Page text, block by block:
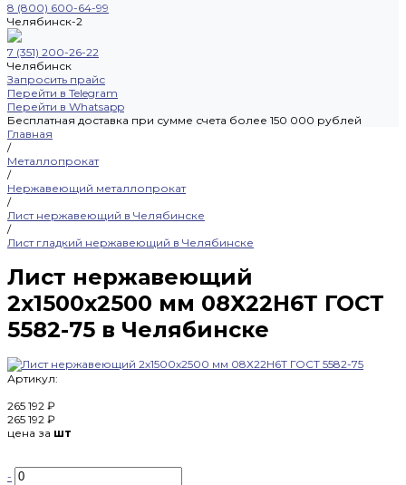
8 (800) 600-64-99
Челябинск-2
7 (351) 200-26-22
Челябинск
Запросить прайс
Перейти в Telegram
Перейти в Whatsapp
Бесплатная доставка при сумме счета более 150 000 рублей
Главная
/
Металлопрокат
/
Нержавеющий металлопрокат
/
Лист нержавеющий в Челябинске
/
Лист гладкий нержавеющий в Челябинске
Лист нержавеющий
2х1500х2500 мм 08Х22Н6Т ГОСТ
5582-75 в Челябинске
Артикул:
265 192 ₽
265 192 ₽
цена за шт
-